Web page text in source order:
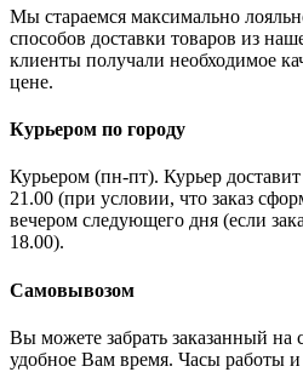
Мы стараемся максимально
способов доставки товаров из
клиенты получали необходимое
цене.
Курьером по городу
Курьером (пн-пт). Курьер доставит
21.00 (при условии, что заказ
вечером следующего дня (если
18.00).
Самовывозом
Вы можете забрать заказанный на
удобное Вам время. Часы работы